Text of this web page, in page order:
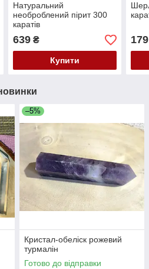
Натуральний
необроблений пірит 300
каратів
639₴
Купити
179
–5%
Кристал-обеліск рожевий
турмалін
Готово до відправки